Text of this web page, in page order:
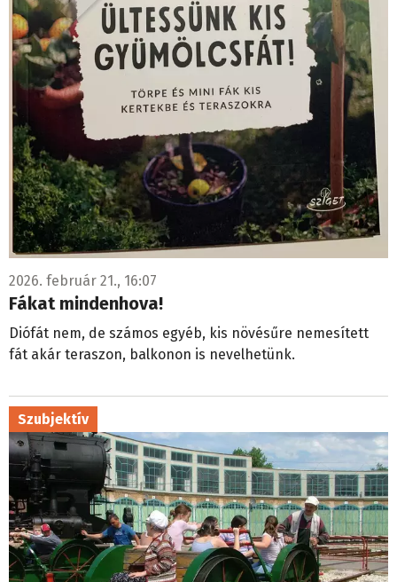
2026. február 21., 16:07
Fákat mindenhova!
Diófát nem, de számos egyéb, kis növésűre nemesített
fát akár teraszon, balkonon is nevelhetünk.
Szubjektív